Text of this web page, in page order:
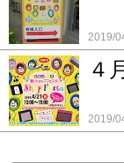
2019/
４
2019/